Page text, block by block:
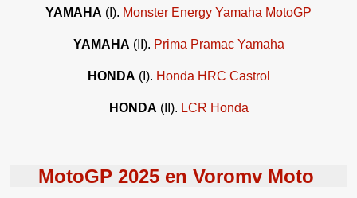
YAMAHA (I). Monster Energy Yamaha MotoGP
YAMAHA (II). Prima Pramac Yamaha
HONDA (I). Honda HRC Castrol
HONDA (II). LCR Honda
MotoGP 2025 en Voromv Moto